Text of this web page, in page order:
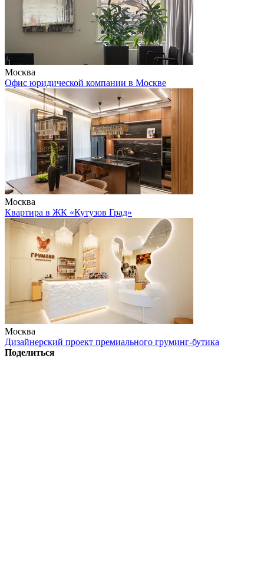
Москва
Офис юридической компании в Москве
Москва
Квартира в ЖК «Кутузов Град»
Москва
Дизайнерский проект премиального груминг-бутика
Поделиться